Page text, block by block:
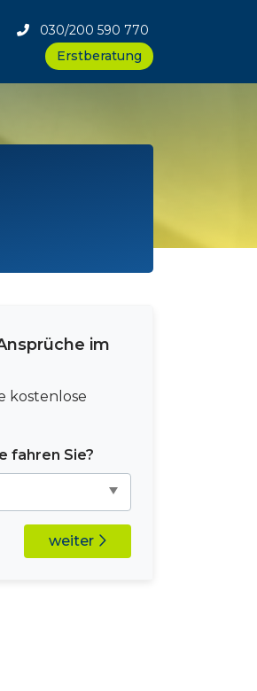
030/200 590 770
Erstberatung
im
kostenlose
fahren Sie?
weiter